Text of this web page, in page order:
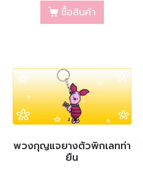
ซื้อสินค้า
พวงกุญแจยางตัวพิกเลทท่า
ยืน